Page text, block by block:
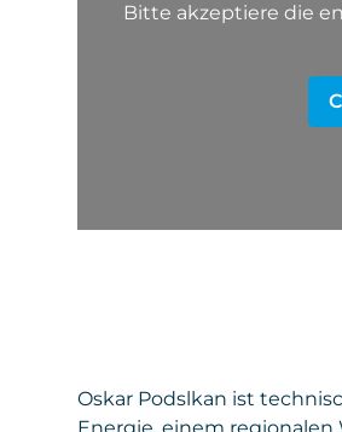
Bitte akzeptiere die
Oskar Podslkan ist